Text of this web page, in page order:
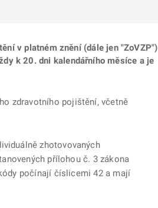
v platném znění (dále jen "ZoVZP")
k 20. dni kalendářního měsíce a je
zdravotního pojištění, včetně
zhotovovaných
přílohou č. 3 zákona
počínají číslicemi 42 a mají